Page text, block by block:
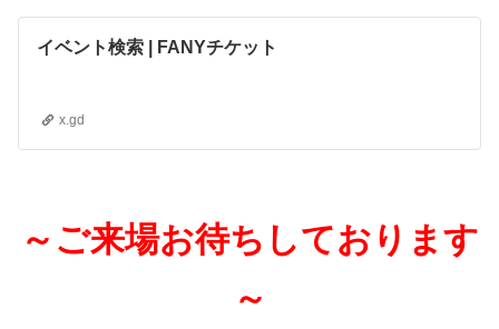
イベント検索 | FANYチケット
x.gd
～ご来場お待ちしております
～